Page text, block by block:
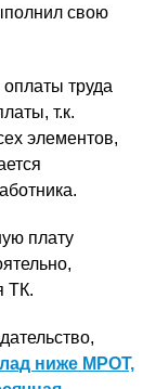
свою
оплаты труда
т.к.
элементов,
плату
ТК.
ниже МРОТ,